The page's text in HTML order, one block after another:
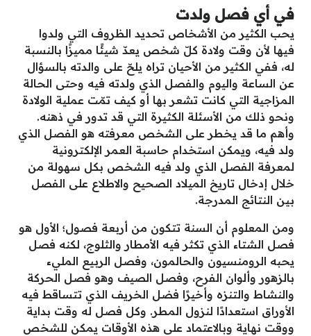
في أي فصل ولدت
يحب الكثير من الأشخاص تحديد الظروف التي ولدوا
فيها لأن وقت ولادة كلّ شخص يعدّ شيئًا مميزًا بالنسبة
له، ففي الكثير من الأحيان تراه يلحّ على والدته بالسؤال
عن الساعة واليوم والفصل الذي ولدته فيه وحتى الحالة
المزاجية التي كانت تشعر بها أو كيف تمّت عملية الولادة
ونحو ذلك من الأسئلة الكثيرة التي قد تدور في ذهنه.
وأهم ما قد يخطر على الشخص معرفته هو الفصل الذي
ولد فيه، ويمكن استخدام حاسبة العمر الإلكترونية
لمعرفة الفصل الذي ولد فيه الشخص بكل سهولة من
خلال إدخال تاريخ الميلاد الصحيح والاطلاع على الفصل
بين النتائج المدرجة.
ومن المعلوم أن السنة تتكون من أربعة فصول؛ الأول هو
فصل الشتاء الذي تكثر فيه الأمطار والثلوج، لكنه فصل
يحبه الرومنسيون والحالمون، وفصل الربيع المليء
بالزهور وألوان الفرح، وفصل الصيف وهو فصل الحركة
والنشاط والتنزه وأخيرًا فضل الخريف الذي تتساقط فيه
الأوراق استعدادًا لنزول المطر. وكل فصل له وقت بداية
ووقت نهاية وبالاعتماد على هذه الأوقات يمكن للشخص